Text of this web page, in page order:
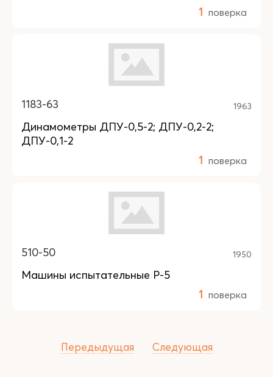
1 поверка
1183-63 1963
Динамометры ДПУ-0,5-2; ДПУ-0,2-2;
ДПУ-0,1-2
1 поверка
510-50 1950
Машины испытательные Р-5
1 поверка
Передыдущая Следующая